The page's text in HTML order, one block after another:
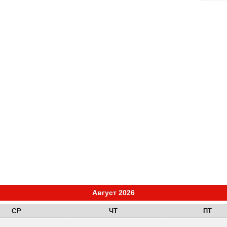
Август 2026
СР ЧТ ПТ